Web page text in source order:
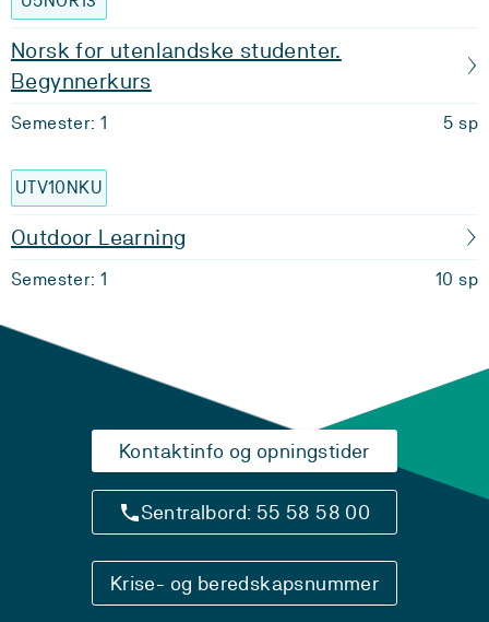
Norsk for utenlandske studenter.
Begynnerkurs
Semester: 1 5 sp
UTV10NKU
Outdoor Learning
Semester: 1 10 sp
Kontaktinfo og opningstider
Sentralbord: 55 58 58 00
Krise- og beredskapsnummer